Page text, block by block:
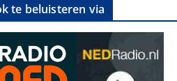
te beluisteren via